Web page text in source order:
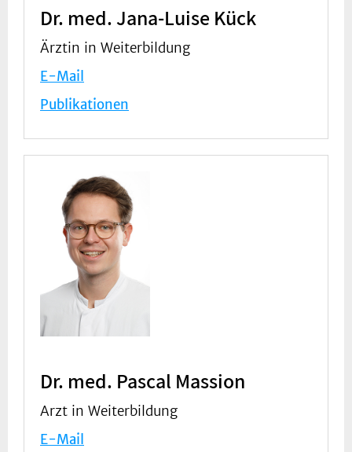
Dr. med. Jana-Luise Kück
Ärztin in Weiterbildung
E-Mail
Publikationen
Dr. med. Pascal Massion
Arzt in Weiterbildung
E-Mail